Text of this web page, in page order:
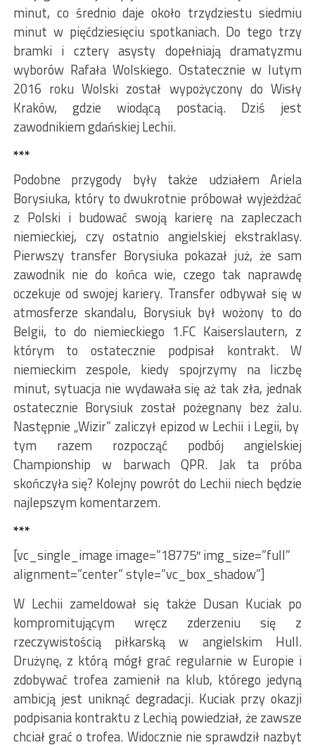
minut, co średnio daje około trzydziestu siedmiu
minut w pięćdziesięciu spotkaniach. Do tego trzy
bramki i cztery asysty dopełniają dramatyzmu
wyborów Rafała Wolskiego. Ostatecznie w lutym
2016 roku Wolski został wypożyczony do Wisły
Kraków, gdzie wiodącą postacią. Dziś jest
zawodnikiem gdańskiej Lechii.
***
Podobne przygody były także udziałem Ariela
Borysiuka, który to dwukrotnie próbował wyjeżdżać
z Polski i budować swoją karierę na zapleczach
niemieckiej, czy ostatnio angielskiej ekstraklasy.
Pierwszy transfer Borysiuka pokazał już, że sam
zawodnik nie do końca wie, czego tak naprawdę
oczekuje od swojej kariery. Transfer odbywał się w
atmosferze skandalu, Borysiuk był wożony to do
Belgii, to do niemieckiego 1.FC Kaiserslautern, z
którym to ostatecznie podpisał kontrakt. W
niemieckim zespole, kiedy spojrzymy na liczbę
minut, sytuacja nie wydawała się aż tak zła, jednak
ostatecznie Borysiuk został pożegnany bez żalu.
Następnie „Wizir” zaliczył epizod w Lechii i Legii, by
tym razem rozpocząć podbój angielskiej
Championship w barwach QPR. Jak ta próba
skończyła się? Kolejny powrót do Lechii niech będzie
najlepszym komentarzem.
***
[vc_single_image image=”18775″ img_size=”full”
alignment=”center” style=”vc_box_shadow”]
W Lechii zameldował się także Dusan Kuciak po
kompromitującym wręcz zderzeniu się z
rzeczywistością piłkarską w angielskim Hull.
Drużynę, z którą mógł grać regularnie w Europie i
zdobywać trofea zamienił na klub, którego jedyną
ambicją jest uniknąć degradacji. Kuciak przy okazji
podpisania kontraktu z Lechią powiedział, że zawsze
chciał grać o trofea. Widocznie nie sprawdził nazbyt